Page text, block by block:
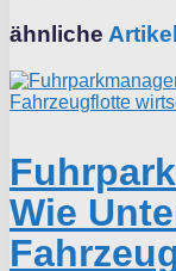
ähnliche Artikel
Wie